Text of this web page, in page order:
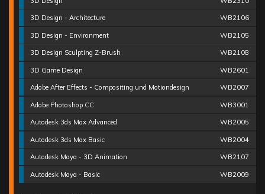
3D Design - Architecture WB2106
3D Design - Environment WB2105
3D Design Sculpting Z-Brush WB2108
3D Game Design WB2601
Adobe After Effects - Compositing und Motiondesign WB2007
Adobe Photoshop CC WB3001
Autodesk 3ds Max Advanced WB2005
Autodesk 3ds Max Basic WB2004
Autodesk Maya - 3D Animation WB2107
Autodesk Maya - Basic WB2009